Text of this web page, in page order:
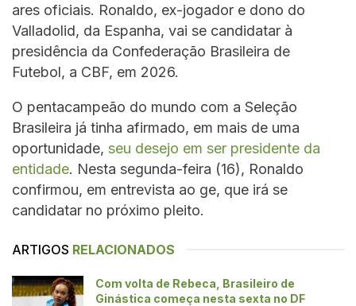
ares oficiais. Ronaldo, ex-jogador e dono do
Valladolid, da Espanha, vai se candidatar à
presidência da Confederação Brasileira de
Futebol, a CBF, em 2026.
O pentacampeão do mundo com a Seleção
Brasileira já tinha afirmado, em mais de uma
oportunidade, seu desejo em ser presidente da
entidade. Nesta segunda-feira (16), Ronaldo
confirmou, em entrevista ao ge, que irá se
candidatar no próximo pleito.
ARTIGOS RELACIONADOS
Com volta de Rebeca, Brasileiro de
Ginástica começa nesta sexta no DF